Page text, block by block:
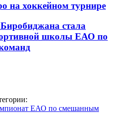
на хоккейном турнире
стала
школы ЕАО по
ЕАО по смешанным